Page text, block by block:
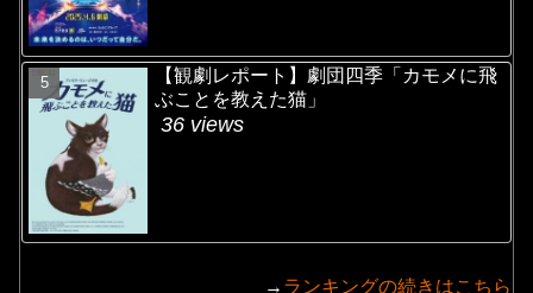
【観劇レポート】劇団四季「カモメに飛
ぶことを教えた猫」
36 views
→ ランキングの続きはこちら